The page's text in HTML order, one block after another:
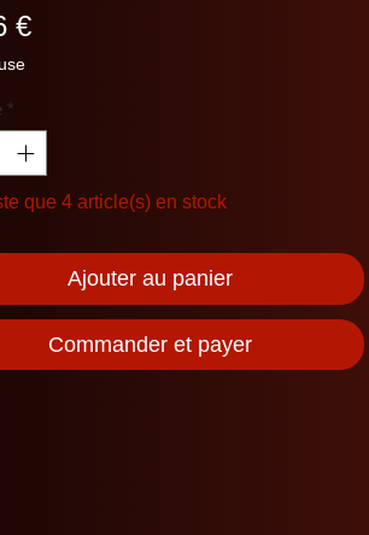
€Prix
*
que 4 article(s) en stock
Ajouter au panier
Commander et payer